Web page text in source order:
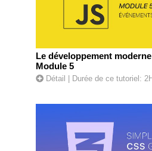
Le développement
Module 5
Détail | Durée de ce tutoriel: